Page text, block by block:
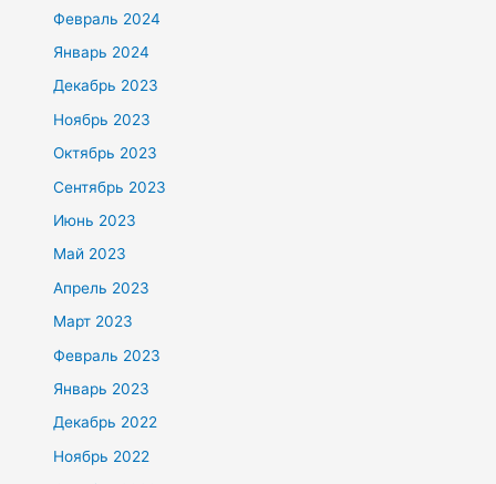
Февраль 2024
Январь 2024
Декабрь 2023
Ноябрь 2023
Октябрь 2023
Сентябрь 2023
Июнь 2023
Май 2023
Апрель 2023
Март 2023
Февраль 2023
Январь 2023
Декабрь 2022
Ноябрь 2022